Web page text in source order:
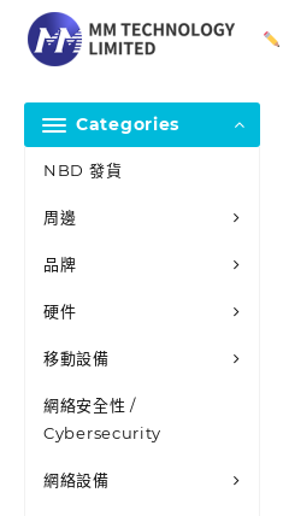
Categories
NBD 發貨
周邊
品牌
硬件
移動設備
網絡安全性 /
Cybersecurity
網絡設備